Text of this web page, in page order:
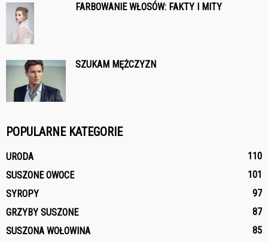
FARBOWANIE WŁOSÓW: FAKTY I MITY
SZUKAM MĘŻCZYZN
POPULARNE KATEGORIE
URODA
110
SUSZONE OWOCE
101
SYROPY
97
GRZYBY SUSZONE
87
SUSZONA WOŁOWINA
85